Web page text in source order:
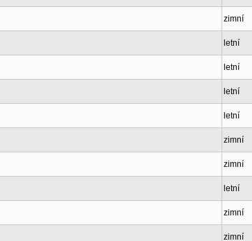
zimní
letní
letní
letní
letní
zimní
zimní
letní
zimní
zimní